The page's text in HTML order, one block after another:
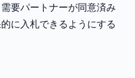
要パートナーが同意済み
に入札できるようにする